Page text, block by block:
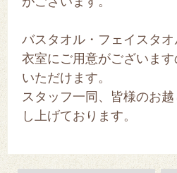
バスタオル・フェイスタ
衣室にご用意がございま
いただけます。
スタッフ一同、皆様のお
し上げております。